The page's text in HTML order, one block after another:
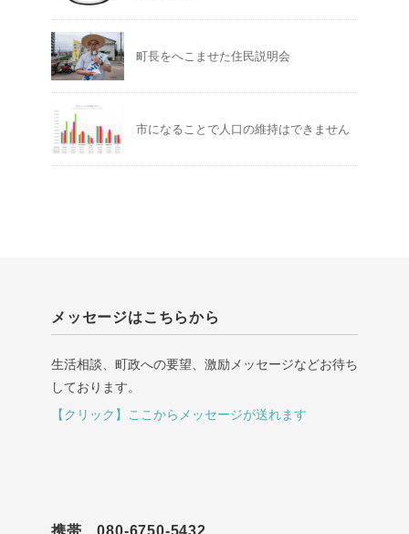
町長をへこませた住民説明会
市になることで人口の維持はできません
メッセージはこちらから
生活相談、町政への要望、激励メッセージなどお待ち
しております。
【クリック】ここからメッセージが送れます